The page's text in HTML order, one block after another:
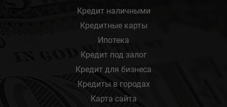
Кредит наличными
Кредитные карты
Ипотека
Кредит под залог
Кредит для бизнеса
Кредиты в городах
Карта сайта